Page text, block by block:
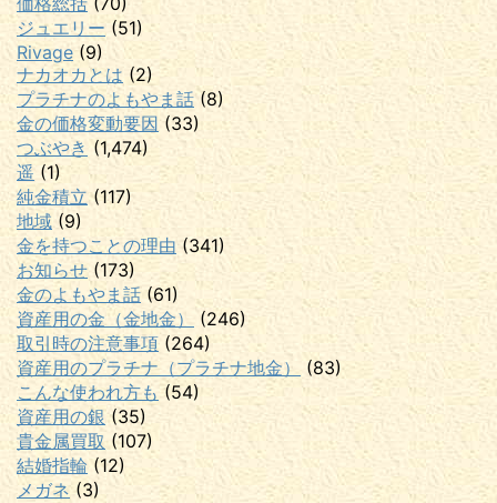
ジュエリー (51)
Rivage (9)
ナカオカとは (2)
プラチナのよもやま話(8)
金の価格変動要因 (33)
つぶやき (1,474)
遥 (1)
純金積立(117)
地域 (9)
金を持つことの理由 (341)
お知らせ (173)
金のよもやま話 (61)
資産用の金（金地金）
(246)
取引時の注意事項 (264)
資産用のプラチナ（プラチナ地金）
(83)
こんな使われ方も (54)
資産用の銀 (35)
貴金属買取 (107)
結婚指輪 (12)
メガネ (3)